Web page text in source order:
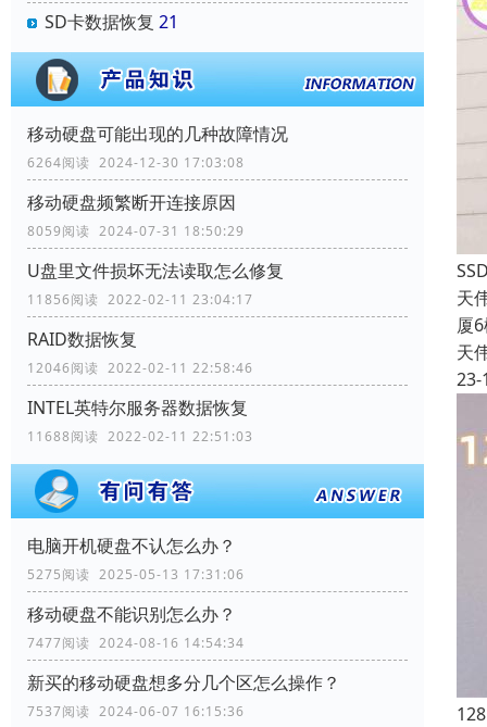
SD卡数据恢复 21
移动硬盘可能出现的几种故障情况
6264阅读 2024-12-30 17:03:08
移动硬盘频繁断开连接原因
8059阅读 2024-07-31 18:50:29
U盘里文件损坏无法读取怎么修复
11856阅读 2022-02-11 23:04:17
RAID数据恢复
12046阅读 2022-02-11 22:58:46
INTEL英特尔服务器数据恢复
11688阅读 2022-02-11 22:51:03
电脑开机硬盘不认怎么办？
5275阅读 2025-05-13 17:31:06
移动硬盘不能识别怎么办？
7477阅读 2024-08-16 14:54:34
新买的移动硬盘想多分几个区怎么操作？
7537阅读 2024-06-07 16:15:36
天
厦
天
23-